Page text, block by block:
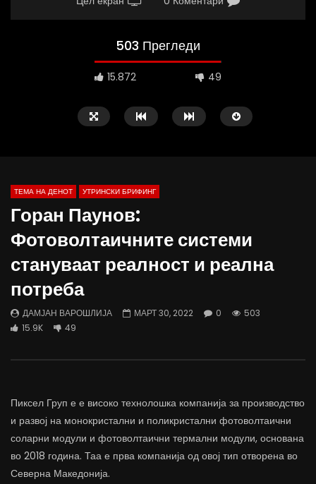
503 Прегледи
15.872 49
трае предолго за да дозволиме лесно
да го губиме стручниот кадар
ДАМЈАН ВАРОШЛИЈА
ЈУНИ 30, 2022
0
2.6K
флексибилна држава
ЈУНИ 30, 2022
ТЕМА НА ДЕНОТ УТРИНСКИ БРИФИНГ
Горан Паунов:
Фотоволтаичните системи
стануваат реалност и реална
потреба
ДАМЈАН ВАРОШЛИЈА МАРТ 30, 2022 0
503
15.9K
49
Пиксел Груп е е високо технолошка компанија за производство
и развој на монокристални и поликристални фотоволтаични
соларни модули и фотоволтаични термални модули, основана
во 2018 година. Таа е прва компанија од овој тип отворена во
Северна Македонија.